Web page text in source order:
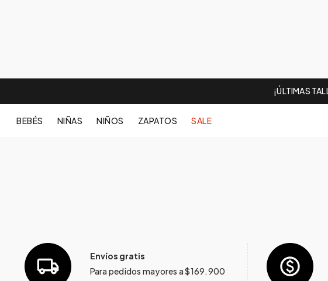
¡ÚLTIMAS
BEBÉS NIÑAS NIÑOS ZAPATOS SALE
Envíos gratis
Para pedidos mayores a $169.900